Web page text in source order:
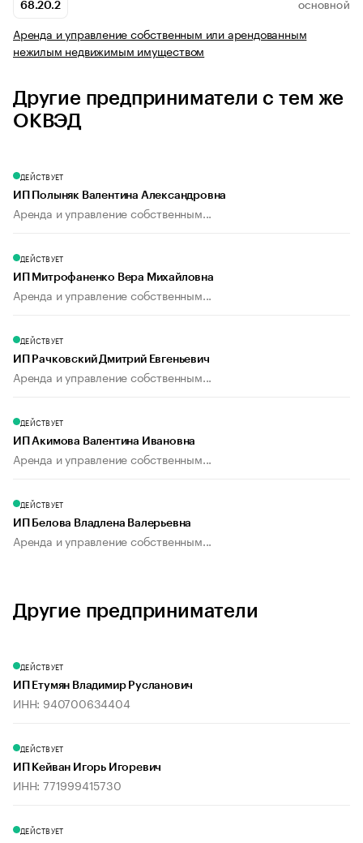
68.20.2 ОСНОВНОЙ
Аренда и управление собственным или арендованным
нежилым недвижимым имуществом
Другие предприниматели с тем же
ОКВЭД
ДЕЙСТВУЕТ
ИП Полыняк Валентина Александровна
Аренда и управление собственным...
ДЕЙСТВУЕТ
ИП Митрофаненко Вера Михайловна
Аренда и управление собственным...
ДЕЙСТВУЕТ
ИП Рачковский Дмитрий Евгеньевич
Аренда и управление собственным...
ДЕЙСТВУЕТ
ИП Акимова Валентина Ивановна
Аренда и управление собственным...
ДЕЙСТВУЕТ
ИП Белова Владлена Валерьевна
Аренда и управление собственным...
Другие предприниматели
ДЕЙСТВУЕТ
ИП Етумян Владимир Русланович
ИНН: 940700634404
ДЕЙСТВУЕТ
ИП Кейван Игорь Игоревич
ИНН: 771999415730
ДЕЙСТВУЕТ